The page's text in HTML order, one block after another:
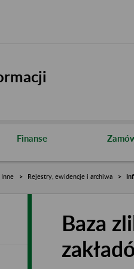
Finanse
Inne Rejestry, ewidencje i archiwa
Baza